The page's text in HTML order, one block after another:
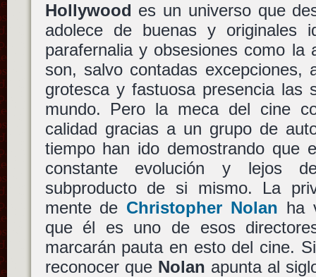
Hollywood es un universo que
adolece de buenas y originales
parafernalia y obsesiones como
son, salvo contadas excepciones,
grotesca y fastuosa presencia las
mundo. Pero la meca del cine
calidad gracias a un grupo de
tiempo han ido demostrando que
constante evolución y lejos
subproducto de si mismo. La
mente de Christopher Nolan ha
que él es uno de esos
marcarán pauta en esto del cine.
reconocer que Nolan apunta al